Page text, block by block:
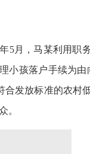
5月，马某利用职
小孩落户手续为由
合发放标准的农村
。